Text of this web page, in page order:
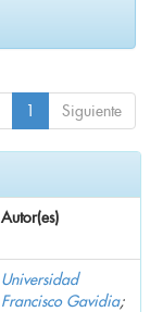
1 Siguiente
Autor(es)
Universidad
Francisco Gavidia;